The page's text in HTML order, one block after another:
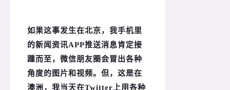
如果这事发生在北京，我手机里
的新闻资讯APP推送消息肯定接
踵而至，微信朋友圈会冒出各种
角度的图片和视频。 但，这是在
澳洲，我当天在Twitter上用各种